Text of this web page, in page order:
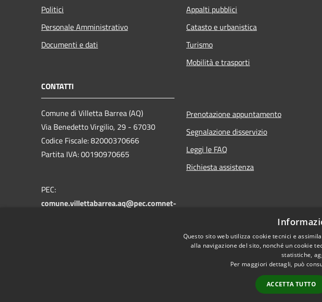
Politici
Personale Amministrativo
Documenti e dati
Appalti pubblici
Catasto e urbanistica
Turismo
Mobilità e trasporti
CONTATTI
Comune di Villetta Barrea (AQ)
Via Benedetto Virgilio, 29 - 67030
Codice Fiscale: 82000370666
Partita IVA: 00190970665
PEC:
comune.villettabarrea.aq@pec.comnet-
Prenotazione appuntamento
Segnalazione disservizio
Leggi le FAQ
Richiesta assistenza
Questo sito web utilizza cookie tecnici e
alla navigazione del sito, nonché un cookie
statistiche,
Per maggiori dettagli, può
ACCETTA TUTTO